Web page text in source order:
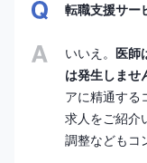
転職支援サー
いいえ。 医師
は発生しませ
アに精通する
求人をご紹介
調整などもコ